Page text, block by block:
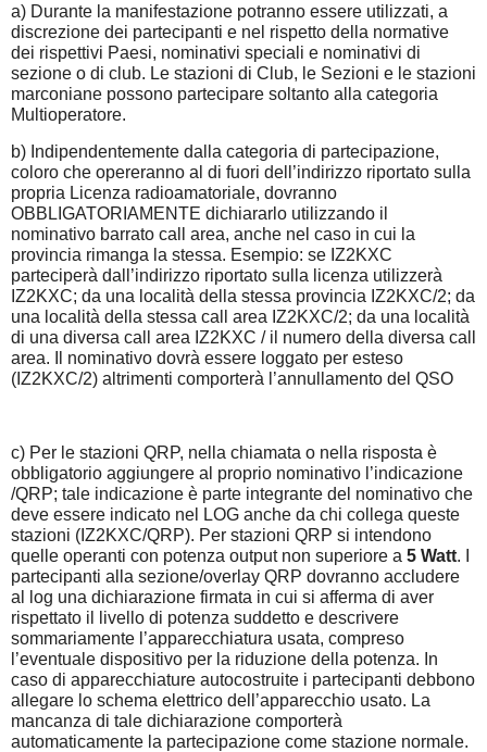
a) Durante la manifestazione potranno essere utilizzati, a
discrezione dei partecipanti e nel rispetto della normative
dei rispettivi Paesi, nominativi speciali e nominativi di
sezione o di club. Le stazioni di Club, le Sezioni e le stazioni
marconiane possono partecipare soltanto alla categoria
Multioperatore.
b) Indipendentemente dalla categoria di partecipazione,
coloro che opereranno al di fuori dell’indirizzo riportato sulla
propria Licenza radioamatoriale, dovranno
OBBLIGATORIAMENTE dichiararlo utilizzando il
nominativo barrato call area, anche nel caso in cui la
provincia rimanga la stessa. Esempio: se IZ2KXC
parteciperà dall’indirizzo riportato sulla licenza utilizzerà
IZ2KXC; da una località della stessa provincia IZ2KXC/2; da
una località della stessa call area IZ2KXC/2; da una località
di una diversa call area IZ2KXC / il numero della diversa call
area. Il nominativo dovrà essere loggato per esteso
(IZ2KXC/2) altrimenti comporterà l’annullamento del QSO
c) Per le stazioni QRP, nella chiamata o nella risposta è
obbligatorio aggiungere al proprio nominativo l’indicazione
/QRP; tale indicazione è parte integrante del nominativo che
deve essere indicato nel LOG anche da chi collega queste
stazioni (IZ2KXC/QRP). Per stazioni QRP si intendono
quelle operanti con potenza output non superiore a 5 Watt. I
partecipanti alla sezione/overlay QRP dovranno accludere
al log una dichiarazione firmata in cui si afferma di aver
rispettato il livello di potenza suddetto e descrivere
sommariamente l’apparecchiatura usata, compreso
l’eventuale dispositivo per la riduzione della potenza. In
caso di apparecchiature autocostruite i partecipanti debbono
allegare lo schema elettrico dell’apparecchio usato. La
mancanza di tale dichiarazione comporterà
automaticamente la partecipazione come stazione normale.